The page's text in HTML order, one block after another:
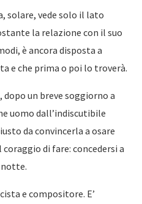
solare, vede solo il lato
la relazione con il suo
è ancora disposta a
e che prima o poi lo troverà.
un breve soggiorno a
uomo dall’indiscutibile
da convincerla a osare
di fare: concedersi a
notte.
e compositore. E’